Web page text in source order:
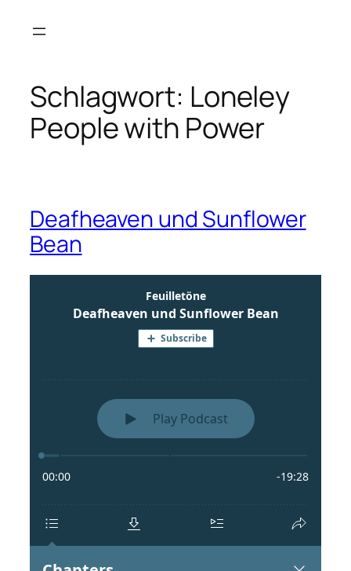
Inhalt
Schlagwort: Loneley
People with Power
Deafheaven und Sunflower
Bean